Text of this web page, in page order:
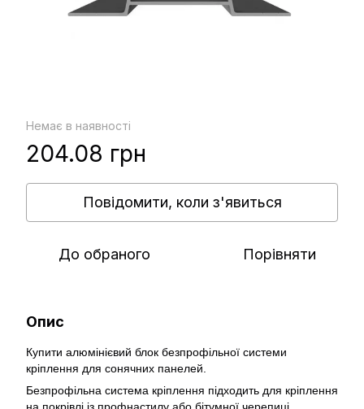
Немає в наявності
204.08 грн
Повідомити, коли з'явиться
До обраного Порівняти
Опис
Купити алюмінієвий блок безпрофільної системи
кріплення для сонячних панелей.
Безпрофільна система кріплення підходить для кріплення